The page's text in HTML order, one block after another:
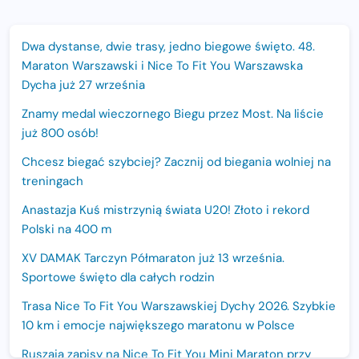
Dwa dystanse, dwie trasy, jedno biegowe święto. 48.
Maraton Warszawski i Nice To Fit You Warszawska
Dycha już 27 września
Znamy medal wieczornego Biegu przez Most. Na liście
już 800 osób!
Chcesz biegać szybciej? Zacznij od biegania wolniej na
treningach
Anastazja Kuś mistrzynią świata U20! Złoto i rekord
Polski na 400 m
XV DAMAK Tarczyn Półmaraton już 13 września.
Sportowe święto dla całych rodzin
Trasa Nice To Fit You Warszawskiej Dychy 2026. Szybkie
10 km i emocje największego maratonu w Polsce
Ruszają zapisy na Nice To Fit You Mini Maraton przy